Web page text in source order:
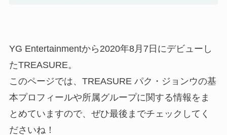
YG Entertainmentから2020年8月7日にデビューし
たTREASURE。
このページでは、TREASURE パク・ジョンウの基
本プロフィールや所属グループに関する情報をま
とめていますので、ぜひ最後までチェックしてく
ださいね！